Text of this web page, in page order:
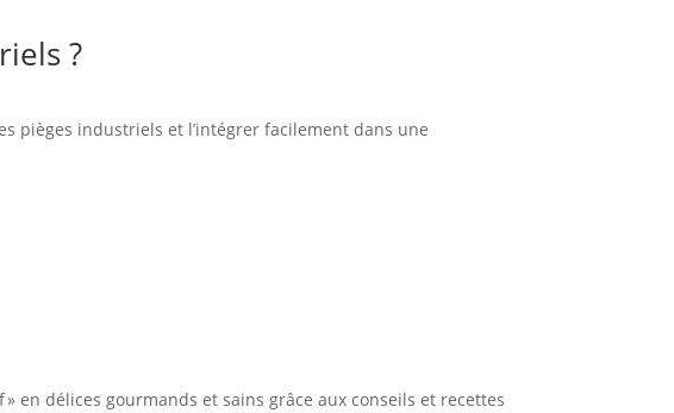
?
pièges industriels et l’intégrer facilement dans une
en délices gourmands et sains grâce aux conseils et recettes